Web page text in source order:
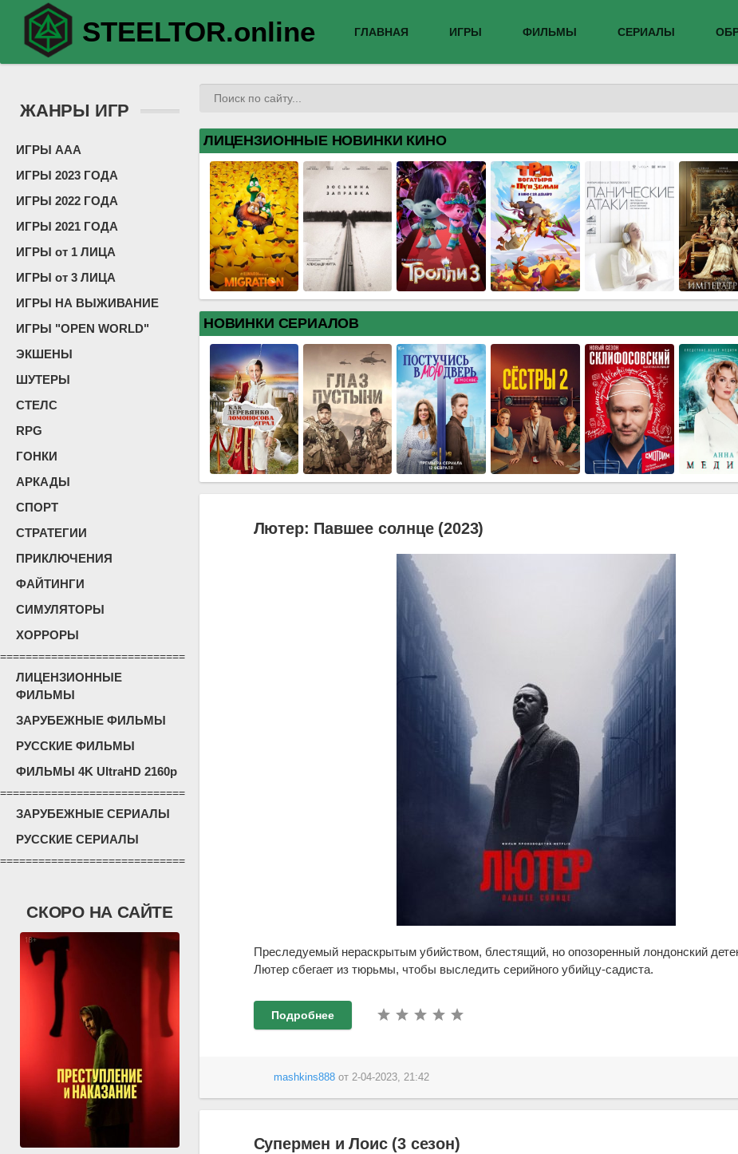
STEELTOR.online ГЛАВНАЯ ИГРЫ ФИЛЬМЫ СЕРИАЛЫ
ЖАНРЫ ИГР
ИГРЫ ААА
ИГРЫ 2023 ГОДА
ИГРЫ 2022 ГОДА
ИГРЫ 2021 ГОДА
ИГРЫ от 1 ЛИЦА
ИГРЫ от 3 ЛИЦА
ИГРЫ НА ВЫЖИВАНИЕ
ИГРЫ "OPEN WORLD"
ЭКШЕНЫ
ШУТЕРЫ
СТЕЛС
RPG
ГОНКИ
АРКАДЫ
СПОРТ
СТРАТЕГИИ
ПРИКЛЮЧЕНИЯ
ФАЙТИНГИ
СИМУЛЯТОРЫ
ХОРРОРЫ
=============================
ЛИЦЕНЗИОННЫЕ
ФИЛЬМЫ
ЗАРУБЕЖНЫЕ ФИЛЬМЫ
РУССКИЕ ФИЛЬМЫ
ФИЛЬМЫ 4K UltraHD 2160p
=============================
ЗАРУБЕЖНЫЕ СЕРИАЛЫ
РУССКИЕ СЕРИАЛЫ
=============================
СКОРО НА САЙТЕ
ЛИЦЕНЗИОННЫЕ НОВИНКИ КИНО
НОВИНКИ СЕРИАЛОВ
Лютер: Павшее солнце (2023)
Преследуемый нераскрытым убийством, блестящий, но опозоренный лондонский
Лютер сбегает из тюрьмы, чтобы выследить серийного убийцу-садиста.
Подробнее
mashkins888от 2-04-2023, 21:42
Супермен и Лоис (3 сезон)